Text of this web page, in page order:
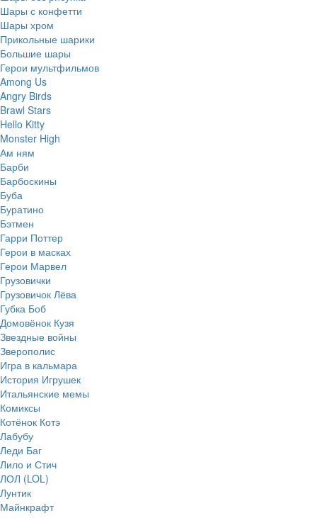
Шары с конфетти
Шары хром
Прикольные шарики
Большие шары
Герои мультфильмов
Among Us
Angry Birds
Brawl Stars
Hello Kitty
Monster High
Ам ням
Барби
Барбоскины
Буба
Буратино
Бэтмен
Гарри Поттер
Герои в масках
Герои Марвел
Грузовички
Грузовичок Лёва
Губка Боб
Домовёнок Кузя
Звездные войны
Зверополис
Игра в кальмара
История Игрушек
Итальянские мемы
Комиксы
Котёнок Котэ
Лабубу
Леди Баг
Лило и Стич
ЛОЛ (LOL)
Лунтик
Майнкрафт